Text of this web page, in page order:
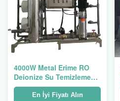
4000W Metal Erime RO
Deionize Su Temizleme
Sistemi 3T/H Güç kaynağı
380V / 440VEn İyi Fiyatı Alın